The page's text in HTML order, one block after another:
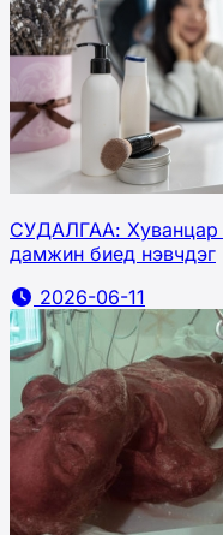
СУДАЛГАА: Хуванцар
дамжин биед нэвчдэг
2026-06-11